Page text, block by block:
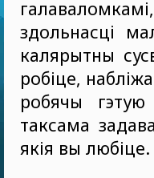
здольнасці
калярытны
робіце,
робячы
таксама
якія вы любіце.